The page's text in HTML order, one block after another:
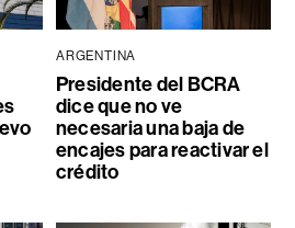
ARGENTINA
Presidente del BCRA
dice que no ve
necesaria una baja de
encajes para reactivar el
crédito